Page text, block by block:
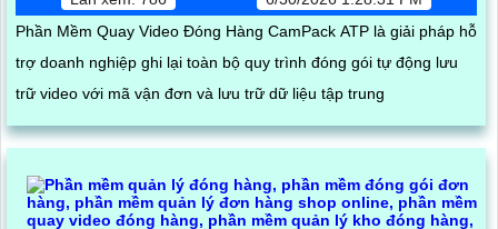
Phần Mềm Quay Video Đóng Hàng CamPack ATP là giải pháp hỗ
trợ doanh nghiệp ghi lại toàn bộ quy trình đóng gói tự động lưu
trữ video với mã vận đơn và lưu trữ dữ liệu tập trung